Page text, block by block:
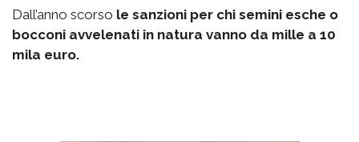
Dall’anno scorso le sanzioni per chi semini esche o
bocconi avvelenati in natura vanno da mille a 10
mila euro.